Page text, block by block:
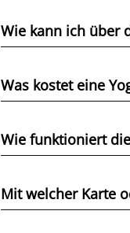
Wie kann ich über
Was kostet eine
Wie funktioniert
Mit welcher Karte